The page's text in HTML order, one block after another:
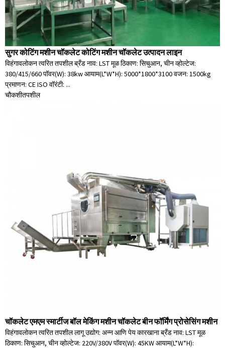
सुगर कोटिंग मशीन चॉकलेट कोटिंग मशीन चॉकलेट उत्पादन लाइन
विहंगावलोकन त्वरित तपशील ब्रँड नाव: LST मूळ ठिकाण: सिचुआन, चीन व्होल्टेज:
380/415/660 पॉवर(W): 38kw आयाम(L*W*H): 5000*1800*3100 वजन: 1500kg
प्रमाणन: CE ISO वॉरंटी: ...
चौकशीतपशील
चॉकलेट एमएम स्मार्टीज बॉल मेकिंग मशीन चॉकलेट बीन फॉर्मिंग प्रोसेसिंग मशीन
विहंगावलोकन त्वरित तपशील लागू उद्योग: अन्न आणि पेय कारखाना ब्रँड नाव: LST मूळ
ठिकाण: सिचुआन, चीन व्होल्टेज: 220V/380V पॉवर(W): 45KW आयाम(L*W*H):